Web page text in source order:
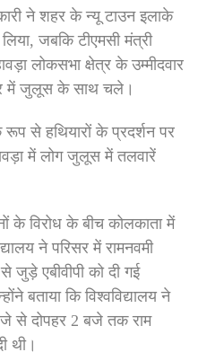
ने शहर के न्यू टाउन इलाके
जबकि टीएमसी मंत्री
लोकसभा क्षेत्र के उम्मीदवार
में जुलूस के साथ चले।
रूप से हथियारों के प्रदर्शन पर
में लोग जुलूस में तलवारें
के विरोध के बीच कोलकाता में
ने परिसर में रामनवमी
एबीवीपी को दी गई
बताया कि विश्वविद्यालय ने
से दोपहर 2 बजे तक राम
थी।